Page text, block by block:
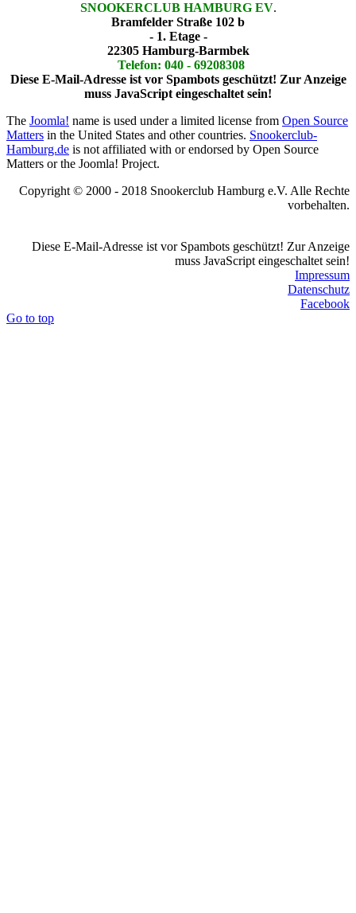
SNOOKERCLUB HAMBURG EV.
Bramfelder Straße 102 b
- 1. Etage -
22305 Hamburg-Barmbek
Telefon: 040 - 69208308
Diese E-Mail-Adresse ist vor Spambots geschützt! Zur Anzeige
muss JavaScript eingeschaltet sein!
The Joomla! name is used under a limited license from Open Source
Matters in the United States and other countries. Snookerclub-
Hamburg.de is not affiliated with or endorsed by Open Source
Matters or the Joomla! Project.
Copyright © 2000 - 2018 Snookerclub Hamburg e.V. Alle Rechte
vorbehalten.
Diese E-Mail-Adresse ist vor Spambots geschützt! Zur Anzeige
muss JavaScript eingeschaltet sein!
Impressum
Datenschutz
Facebook
Go to top